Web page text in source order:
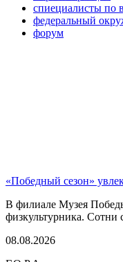
спиециалисты по
федеральный
форум
«Победный сезон»
В филиале Музея
физкультурника.
08.08.2026